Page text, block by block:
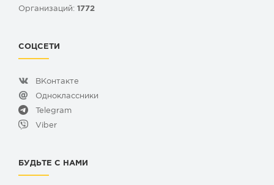
Организаций: 1772
СОЦСЕТИ
ВКонтакте
Одноклассники
Telegram
Viber
БУДЬТЕ С НАМИ